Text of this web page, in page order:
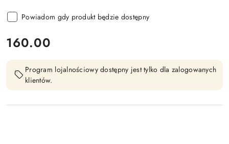
Powiadom gdy produkt będzie dostępny
cena:
160.00
Program lojalnościowy dostępny jest tylko dla zalogowanych
klientów.